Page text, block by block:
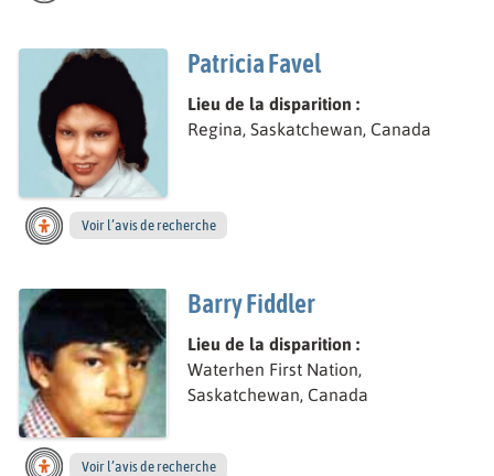
Patricia Favel
Lieu de la disparition :
Regina, Saskatchewan, Canada
Voir l’avis de recherche
Barry Fiddler
Lieu de la disparition :
Waterhen First Nation,
Saskatchewan, Canada
Voir l’avis de recherche